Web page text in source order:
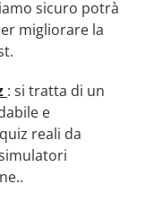
sicuro potrà
migliorare la
: si tratta di un
e
reali da